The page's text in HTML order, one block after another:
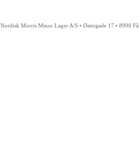
Nordisk Morris Minor Lager A/S • Østergade 17 • 8990